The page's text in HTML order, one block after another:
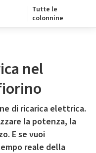
Tutte le
colonnine
nel
di ricarica elettrica.
la potenza, la
E se vuoi
reale della